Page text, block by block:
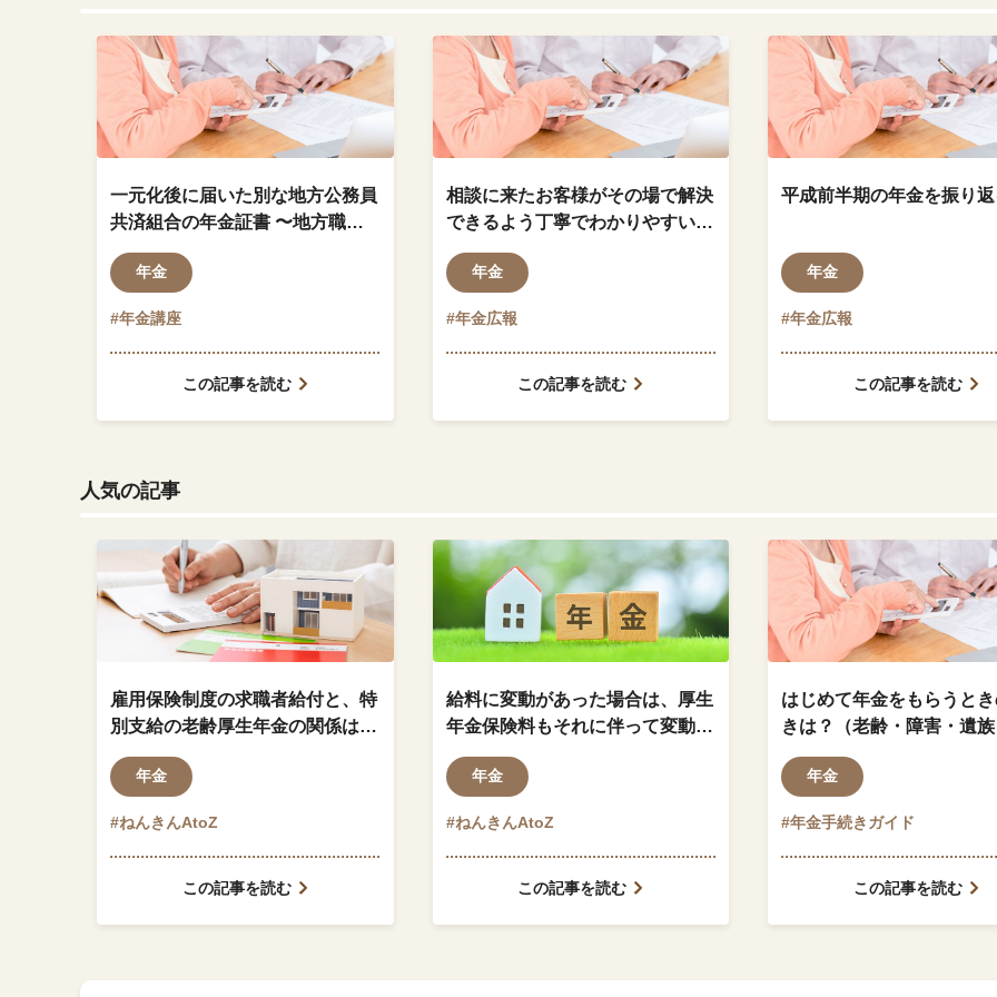
一元化後に届いた別な地方公務員
共済組合の年金証書 〜地方職員
共済組合の決定した年金証書〜
年金
#年金講座
この記事を読む
相談に来たお客様がその場で解決
できるよう丁寧でわかりやすい説
明を心がける
年金
#年金広報
この記事を読む
平成前半期の年金を振り
年金
#年金広報
この記事を読む
人気の記事
雇用保険制度の求職者給付と、特
別支給の老齢厚生年金の関係はど
のようになっているのでしょう
か？年金
#ねんきんAtoZ
この記事を読む
給料に変動があった場合は、厚生
年金保険料もそれに伴って変動し
ますか？
年金
#ねんきんAtoZ
この記事を読む
はじめて年金をもらうと
きは？（老齢・障害・遺
年金
#年金手続きガイド
この記事を読む